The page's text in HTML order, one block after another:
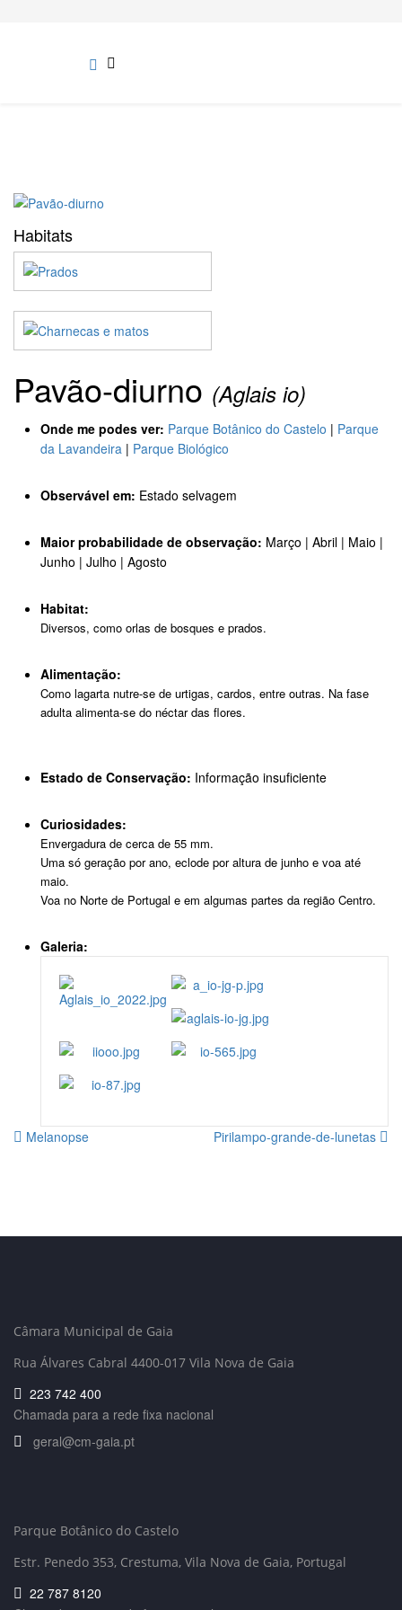
Habitats
Pavão-diurno (Aglais io)
Onde me podes ver: Parque Botânico do Castelo | Parque
da Lavandeira | Parque Biológico
Observável em: Estado selvagem
Maior probabilidade de observação: Março | Abril | Maio |
Junho | Julho | Agosto
Habitat:
Diversos, como orlas de bosques e prados.
Alimentação:
Como lagarta nutre-se de urtigas, cardos, entre outras. Na fase
adulta alimenta-se do néctar das flores.
Estado de Conservação: Informação insuficiente
Curiosidades:
Envergadura de cerca de 55 mm.
Uma só geração por ano, eclode por altura de junho e voa até
maio.
Voa no Norte de Portugal e em algumas partes da região Centro.
Galeria:
Melanopse Pirilampo-grande-de-lunetas
Câmara Municipal de Gaia
Rua Álvares Cabral 4400-017 Vila Nova de Gaia
223 742 400
Chamada para a rede fixa nacional
geral@cm-gaia.pt
Parque Botânico do Castelo
Estr. Penedo 353, Crestuma, Vila Nova de Gaia, Portugal
22 787 8120